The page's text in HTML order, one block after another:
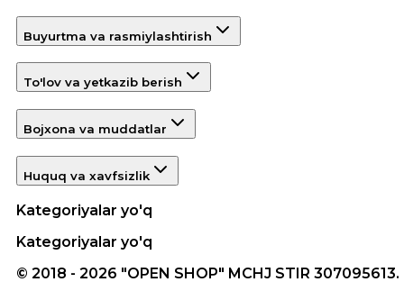
Buyurtma va rasmiylashtirish
To'lov va yetkazib berish
Bojxona va muddatlar
Huquq va xavfsizlik
Kategoriyalar yo'q
Kategoriyalar yo'q
© 2018 - 2026 "OPEN SHOP" MCHJ STIR 307095613.